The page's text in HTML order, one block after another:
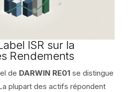
ISR sur la
Rendements
de DARWIN RE01se distingue
plupart des actifs répondent